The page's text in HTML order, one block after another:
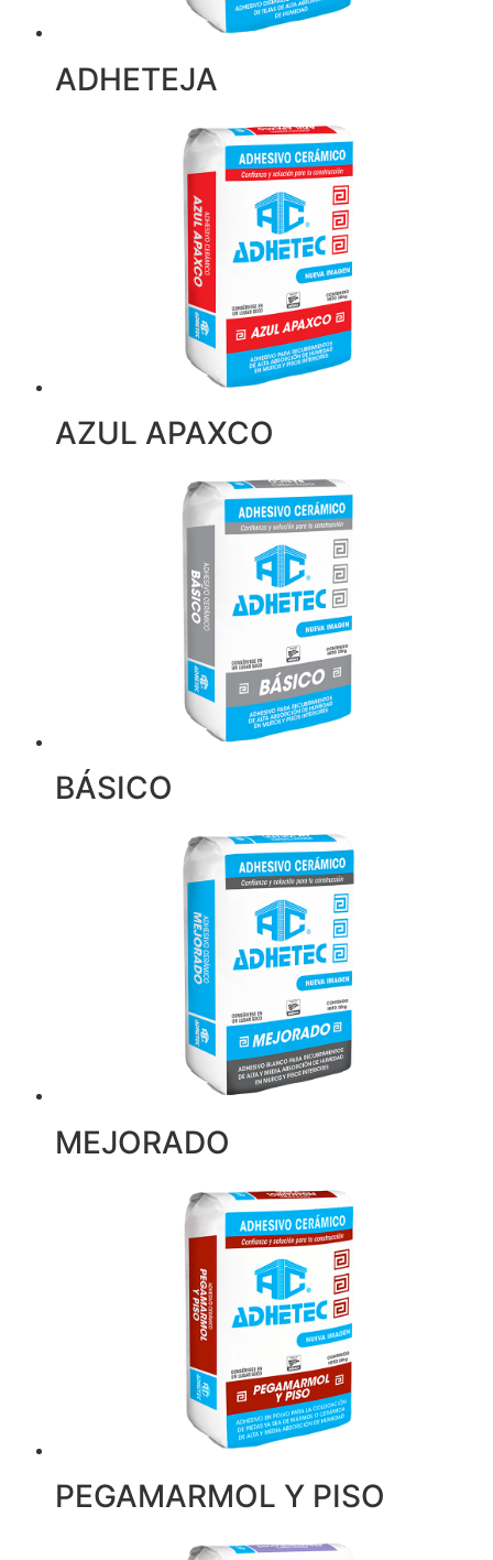
ADHETEJA
AZUL APAXCO
BÁSICO
MEJORADO
PEGAMARMOL Y PISO